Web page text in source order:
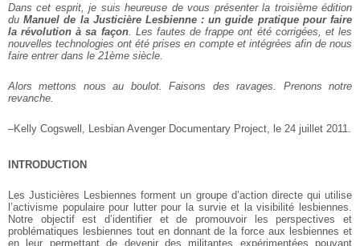
Dans cet esprit, je suis heureuse de vous présenter la troisième édition
duManuel de la Justicière Lesbienne : un guide pratique pour faire
la révolution à sa façon. Les fautes de frappe ont été corrigées, et les
nouvelles technologies ont été prises en compte et intégrées afin de nous
faire entrer dans le 21ème siècle.
Alors mettons nous au boulot. Faisons des ravages. Prenons notre
revanche.
–Kelly Cogswell, Lesbian Avenger Documentary Project, le 24 juillet 2011.
INTRODUCTION
Les Justicières Lesbiennes forment un groupe d’action directe qui utilise
l’activisme populaire pour lutter pour la survie et la visibilité lesbiennes.
Notre objectif est d’identifier et de promouvoir les perspectives et
problématiques lesbiennes tout en donnant de la force aux lesbiennes et
en leur permettant de devenir des militantes expérimentées pouvant